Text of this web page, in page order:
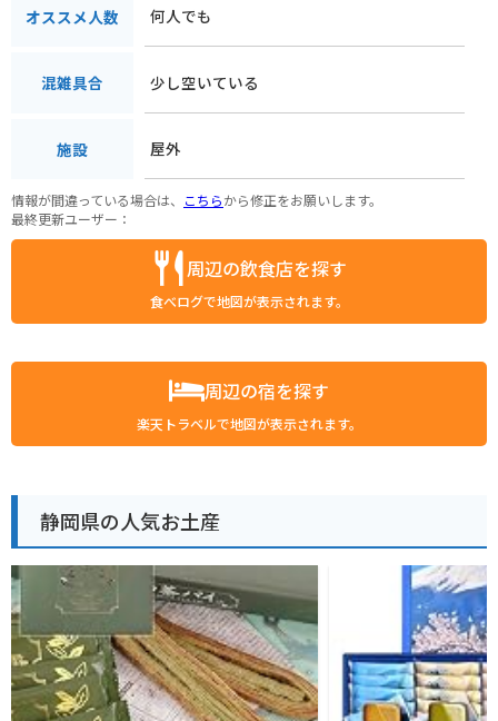
オススメ人数 何人でも
混雑具合 少し空いている
施設 屋外
情報が間違っている場合は、 こちらから修正をお願いします。
最終更新ユーザー：
周辺の飲食店を探す
食べログで地図が表示されます。
周辺の宿を探す
楽天トラベルで地図が表示されます。
静岡県の人気お土産